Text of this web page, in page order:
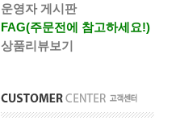
운영자 게시판
FAG(주문전에 참고하세요!)
상품리뷰보기